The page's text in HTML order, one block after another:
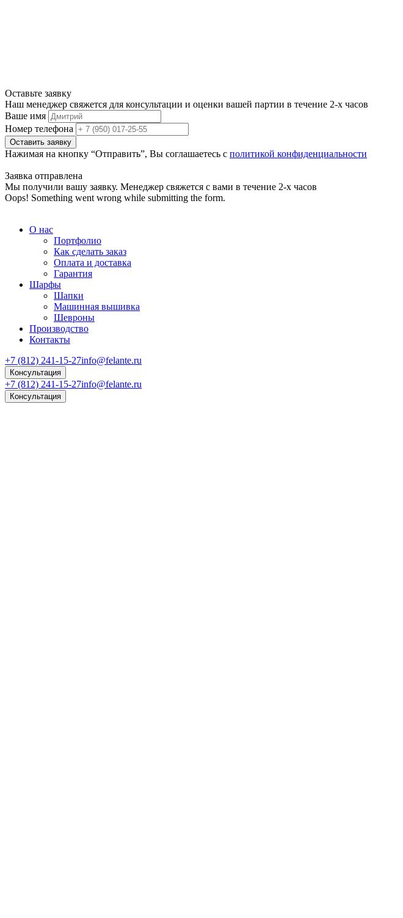
Оставьте заявку
Наш менеджер свяжется для консультации и оценки вашей партии в течение 2-х часов
Ваше имя
Номер телефона
Нажимая на кнопку “Отправить”, Вы соглашаетесь с политикой конфиденциальности
Заявка отправлена
Мы получили вашу заявку. Менеджер свяжется с вами в течение 2-х часов
Oops! Something went wrong while submitting the form.
О нас
Портфолио
Как сделать заказ
Оплата и доставка
Гарантия
Шарфы
Шапки
Машинная вышивка
Шевроны
Производство
Контакты
+7 (812) 241-15-27info@felante.ru
Консультация
+7 (812) 241-15-27info@felante.ru
Консультация